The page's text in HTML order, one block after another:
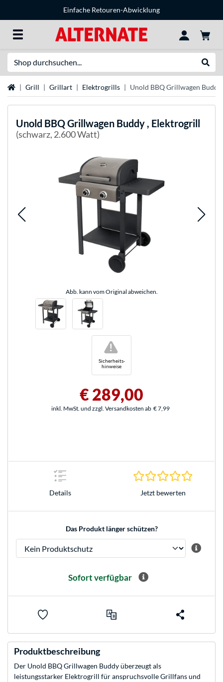
Einfache Retouren-Abwicklung
Startseite
Grill Grillart Elektrogrills Unold BBQ Grillwagen
Unold BBQ Grillwagen Buddy , Elektrogrill
(schwarz, 2.600 Watt)
Abb. kann vom Original abweichen.
Sicherheits-
hinweise
!
€ 289,00
inkl. MwSt. und zzgl. Versandkosten ab € 7,99
Details Jetzt bewerten
Das Produkt länger schützen?
Sofort verfügbar
Produktbeschreibung
Der Unold BBQ Grillwagen Buddy überzeugt als
leistungsstarker Elektrogrill für anspruchsvolle Grillfans und